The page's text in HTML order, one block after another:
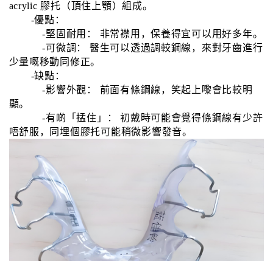
acrylic 膠托（頂住上顎）組成。
-優點：
-堅固耐用： 非常襟用，保養得宜可以用好多年。
-可微調： 醫生可以透過調較鋼線，來對牙齒進行
少量嘅移動同修正。
-缺點：
-影響外觀： 前面有條鋼線，笑起上嚟會比較明
顯。
-有啲「掹住」： 初戴時可能會覺得條鋼線有少許
唔舒服，同埋個膠托可能稍微影響發音。